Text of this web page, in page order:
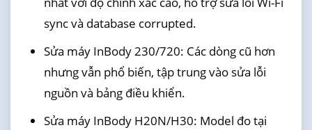
sync và database corrupted.
Sửa máy InBody 230/720: Các dòng cũ hơn
nhưng vẫn phổ biến, tập trung vào sửa lỗi
nguồn và bảng điều khiển.
Sửa máy InBody H20N/H30: Model đo tại